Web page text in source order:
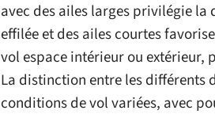
avec des ailes larges privilégie la
effilée et des ailes courtes
vol espace intérieur ou extérieur,
La distinction entre les différents
conditions de vol variées, avec